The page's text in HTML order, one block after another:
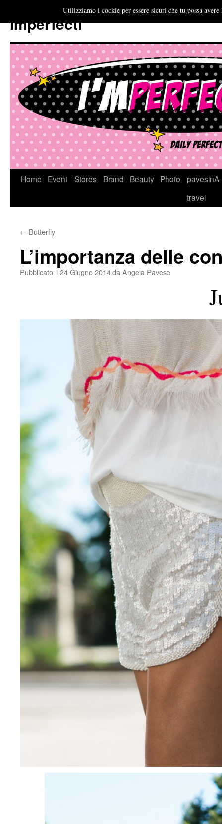
Imperfecti
VaiHome Event Stores Brand Beauty Photo
pavesinA
travel
← Butterfly
L’importanza delle
Pubblicato il 24 Giugno 2014da Angela Pavese
Utilizziamo i cookie per essere sicuri che tu possa